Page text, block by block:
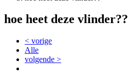
hoe heet deze vlinder??
< vorige
Alle
volgende >